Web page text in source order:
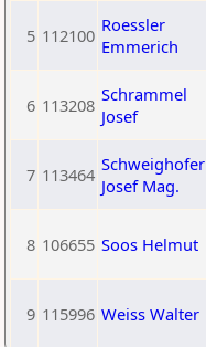
5 112100 Roessler
Emmerich
6 113208 Schrammel
Josef
7 113464 Schweighofer
Josef Mag.
8 106655 Soos Helmut
9 115996 Weiss Walter